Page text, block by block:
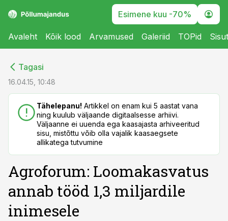
Esimene kuu -70%
Avaleht Kõik lood Arvamused Galeriid TOPid
Tagasi
16.04.15, 10:48
Tähelepanu! Artikkel on enam kui 5 aastat vana
ning kuulub väljaande digitaalsesse arhiivi.
Väljaanne ei uuenda ega kaasajasta arhiveeritud
sisu, mistõttu võib olla vajalik kaasaegsete
allikatega tutvumine
Agroforum: Loomakasvatus
annab tööd 1,3 miljardile
inimesele